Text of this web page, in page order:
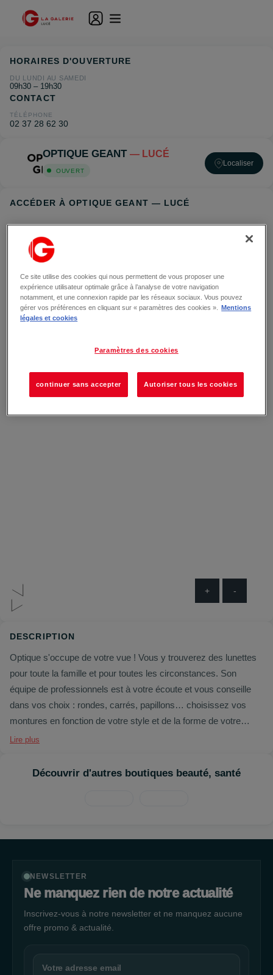
OPTIQUE GEANT — LUCÉ
OUVERT
Localiser
ACCÉDER À OPTIQUE GEANT — LUCÉ
+ -
HORAIRES D'OUVERTURE
DU LUNDI AU SAMEDI
09h30 – 19h30
CONTACT
TÉLÉPHONE
02 37 28 62 30
DESCRIPTION
Optique s'occupe de votre vue ! Vous y trouverez des lunettes
pour toute la famille et pour toutes les circonstances. Son
équipe de professionnels est à votre écoute et vous conseille
dans vos choix : rondes, carrés, papillons… choisissez vos
montures en fonction de votre style et de la forme de votre
visage.
Lire plus
Découvrir d'autres boutiques beauté, santé
NEWSLETTER
Ne manquez rien de notre actualité
Inscrivez-vous à notre newsletter et ne manquez aucune
offre promo & actualité.
Ce site utilise des cookies qui nous permettent de vous proposer une
expérience utilisateur optimale grâce à l’analyse de votre navigation
notamment, et une connexion rapide par les réseaux sociaux. Vous pouvez
gérer vos préférences en cliquant sur « paramètres des cookies ».
Mentions
légales et cookies
Paramètres des cookies
continuer sans accepter Autoriser tous les cookies